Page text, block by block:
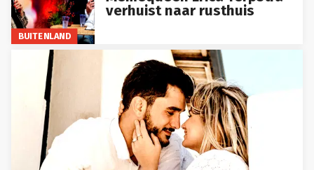
BUITENLAND
verhuist naar rusthuis